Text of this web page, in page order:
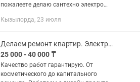
пожалеете делаю сантехно электро
Кызылорда, 23 июля
Делаем ремонт квартир. Электрика Декоративные штукатурки леонардо,шелк.
25 000 - 40 000 ₸
Качество работ гарантирую. От
косметического до капитального